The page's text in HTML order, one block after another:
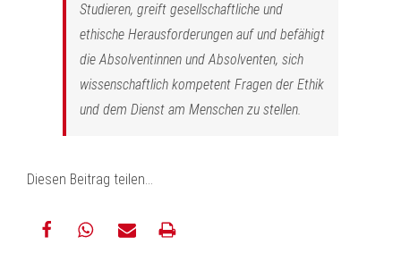
Studieren, greift gesellschaftliche und
ethische Herausforderungen auf und befähigt
die Absolventinnen und Absolventen, sich
wissenschaftlich kompetent Fragen der Ethik
und dem Dienst am Menschen zu stellen.
Diesen Beitrag teilen...